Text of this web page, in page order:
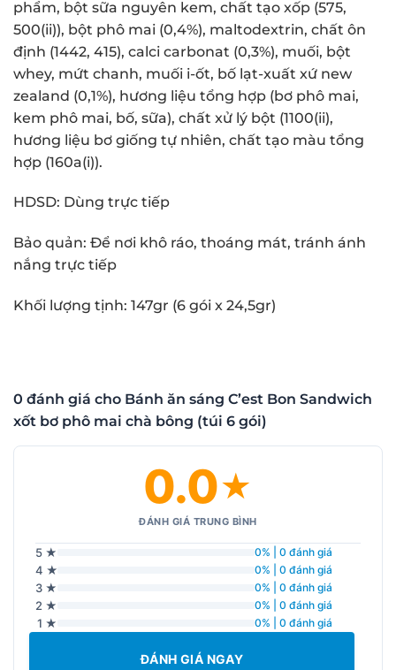
phẩm, bột sữa nguyên kem, chất tạo xốp (575,
500(ii)), bột phô mai (0,4%), maltodextrin, chất ôn
định (1442, 415), calci carbonat (0,3%), muối, bột
whey, mứt chanh, muối i-ốt, bố lạt-xuất xứ new
zealand (0,1%), hương liệu tổng hợp (bơ phô mai,
kem phô mai, bố, sữa), chất xử lý bột (1100(ii),
hương liệu bơ giống tự nhiên, chất tạo màu tổng
hợp (160a(i)).
HDSD: Dùng trực tiếp
Bảo quản: Để nơi khô ráo, thoáng mát, tránh ánh
nắng trực tiếp
Khối lượng tịnh: 147gr (6 gói x 24,5gr)
0 đánh giá cho Bánh ăn sáng C’est Bon Sandwich
xốt bơ phô mai chà bông (túi 6 gói)
0.0★
ĐÁNH GIÁ TRUNG BÌNH
5 ★ 0% | 0 đánh giá
4 ★ 0% | 0 đánh giá
3 ★ 0% | 0 đánh giá
2 ★ 0% | 0 đánh giá
1 ★ 0% | 0 đánh giá
ĐÁNH GIÁ NGAY